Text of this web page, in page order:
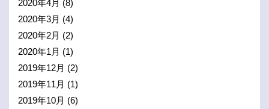
2020年4月 (8)
2020年3月 (4)
2020年2月 (2)
2020年1月 (1)
2019年12月 (2)
2019年11月 (1)
2019年10月 (6)